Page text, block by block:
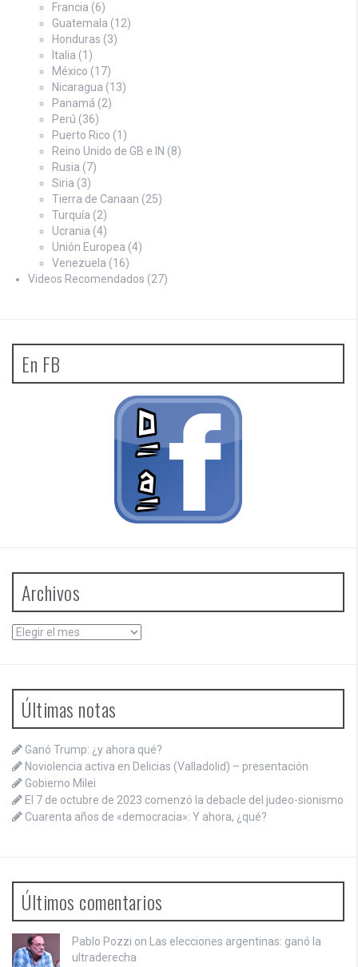
Francia (6)
Guatemala (12)
Honduras (3)
Italia (1)
México (17)
Nicaragua (13)
Panamá (2)
Perú (36)
Puerto Rico (1)
Reino Unido de GB e IN (8)
Rusia (7)
Siria (3)
Tierra de Canaan (25)
Turquía (2)
Ucrania (4)
Unión Europea (4)
Venezuela (16)
Videos Recomendados (27)
En FB
Archivos
Archivos
Últimas notas
Ganó Trump: ¿y ahora qué?
Noviolencia activa en Delicias (Valladolid) – presentación
Gobierno Milei
El 7 de octubre de 2023 comenzó la debacle del judeo-sionismo
Cuarenta años de «democracia»: Y ahora, ¿qué?
Últimos comentarios
Pablo Pozzi on
Las elecciones argentinas: ganó la
ultraderecha